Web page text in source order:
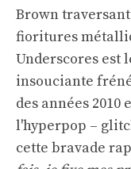
Brown
fioritures
Underscores est
insouciante
des années
l'hyperpop –
cette bravade